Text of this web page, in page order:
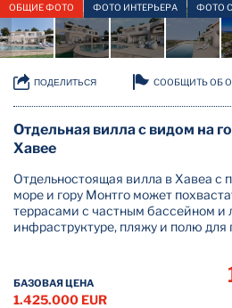
ОБЩИЕ ФОТО ФОТО ИНТЕРЬЕРА ФОТО
ПОДЕЛИТЬСЯ СООБЩИТЬ ОБ
Отдельная вилла с видом на
Хавее
Отдельностоящая вилла в Хавеа с
море и гору Монтго может
террасами с частным бассейном и
инфраструктуре, пляжу и полю для
БАЗОВАЯ ЦЕНА
1.425.000 EUR